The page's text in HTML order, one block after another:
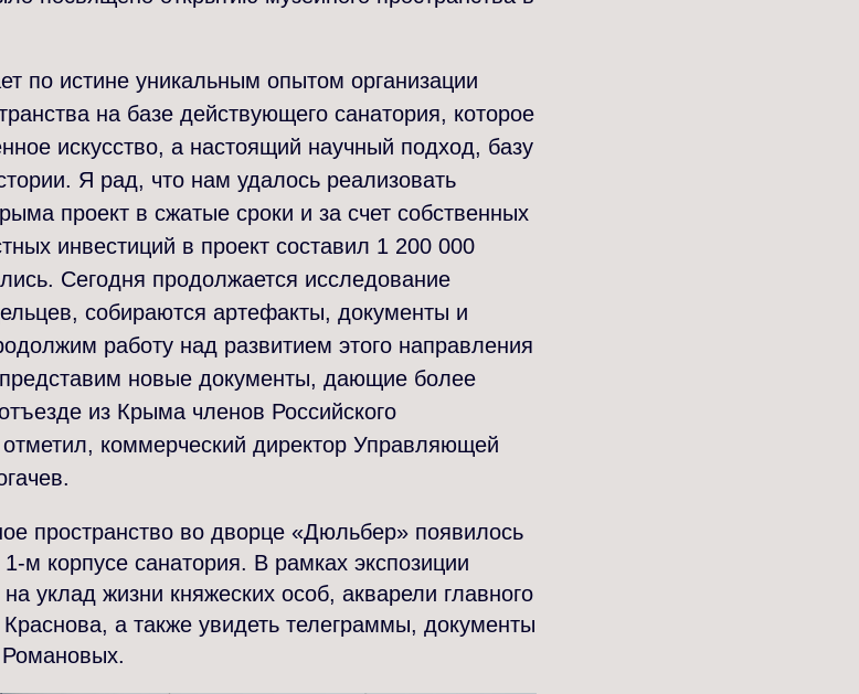
по истине уникальным опытом организации
на базе действующего санатория, которое
искусство, а настоящий научный подход, базу
Я рад, что нам удалось реализовать
проект в сжатые сроки и за счет собственных
инвестиций в проект составил 1 200 000
Сегодня продолжается исследование
собираются артефакты, документы и
работу над развитием этого направления
новые документы, дающие более
из Крыма членов Российского
коммерческий директор Управляющей
пространство во дворце «Дюльбер» появилось
м корпусе санатория. В рамках экспозиции
уклад жизни княжеских особ, акварели главного
а также увидеть телеграммы, документы